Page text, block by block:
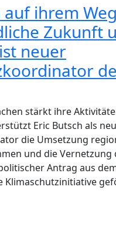
ihrem
Zukunft
neuer
stärkt ihre
Eric Butsch als
die Umsetzung
und die
Antrag aus
Klimaschutzinitiative